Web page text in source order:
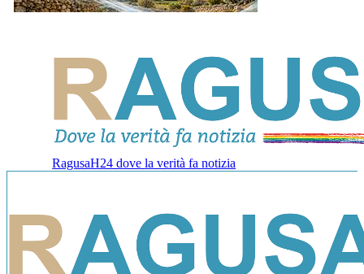
RagusaH24 dove la verità fa notizia